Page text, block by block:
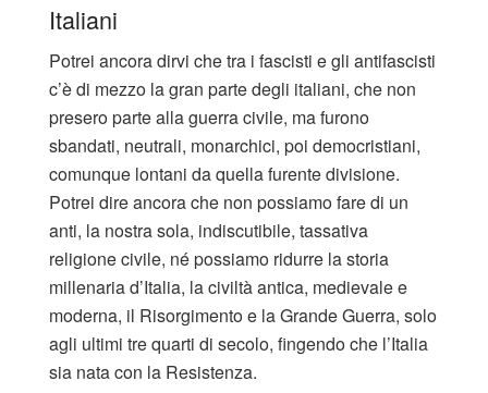
Italiani
Potrei ancora dirvi che tra i fascisti e gli antifascisti
c’è di mezzo la gran parte degli italiani, che non
presero parte alla guerra civile, ma furono
sbandati, neutrali, monarchici, poi democristiani,
comunque lontani da quella furente divisione.
Potrei dire ancora che non possiamo fare di un
anti, la nostra sola, indiscutibile, tassativa
religione civile, né possiamo ridurre la storia
millenaria d’Italia, la civiltà antica, medievale e
moderna, il Risorgimento e la Grande Guerra, solo
agli ultimi tre quarti di secolo, fingendo che l’Italia
sia nata con la Resistenza.